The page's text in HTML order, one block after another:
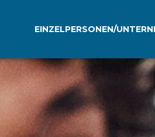
EINZELPERSONEN/